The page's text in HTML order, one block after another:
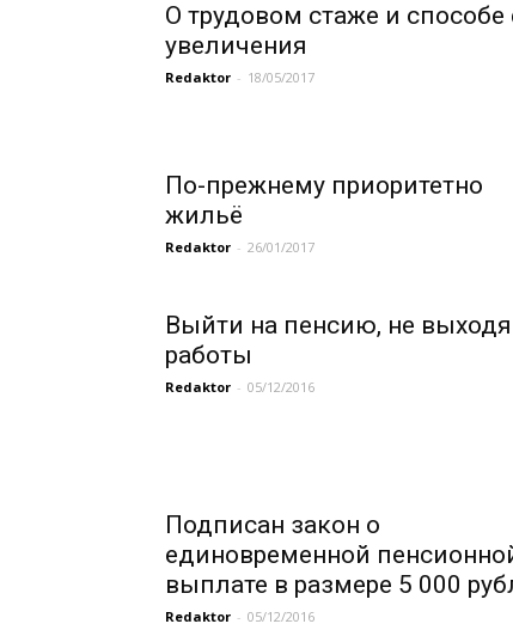
О трудовом стаже и способе
увеличения
Redaktor - 18/05/2017
По-прежнему приоритетно
жильё
Redaktor - 26/01/2017
Выйти на пенсию, не
работы
Redaktor - 05/12/2016
Подписан закон о
единовременной
выплате в размере 5 000
Redaktor - 05/12/2016